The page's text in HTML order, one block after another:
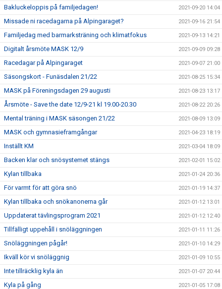
Bakluckeloppis på familjedagen! 2021-09-20 14:04
Missade ni racedagarna på Alpingaraget? 2021-09-16 21:54
Familjedag med barmarksträning och klimatfokus 2021-09-13 14:21
Digitalt årsmöte MASK 12/9 2021-09-09 09:28
Racedagar på Alpingaraget 2021-09-07 21:00
Säsongskort - Funäsdalen 21/22 2021-08-25 15:34
MASK på Föreningsdagen 29 augusti 2021-08-23 13:17
Årsmöte - Save the date 12/9-21 kl 19.00-20.30 2021-08-22 20:26
Mental träning i MASK säsongen 21/22 2021-08-09 13:09
MASK och gymnasieframgångar 2021-04-23 18:19
Inställt KM 2021-03-04 18:09
Backen klar och snösystemet stängs 2021-02-01 15:02
Kylan tillbaka 2021-01-24 20:36
För varmt för att göra snö 2021-01-19 14:37
Kylan tillbaka och snökanonerna går 2021-01-12 13:01
Uppdaterat tävlingsprogram 2021 2021-01-12 12:40
Tillfälligt uppehåll i snöläggningen 2021-01-11 11:26
Snöläggningen pågår! 2021-01-10 14:29
Ikväll kör vi snöläggnig 2021-01-09 10:55
Inte tillräcklig kyla än 2021-01-07 20:44
Kyla på gång 2021-01-05 17:08